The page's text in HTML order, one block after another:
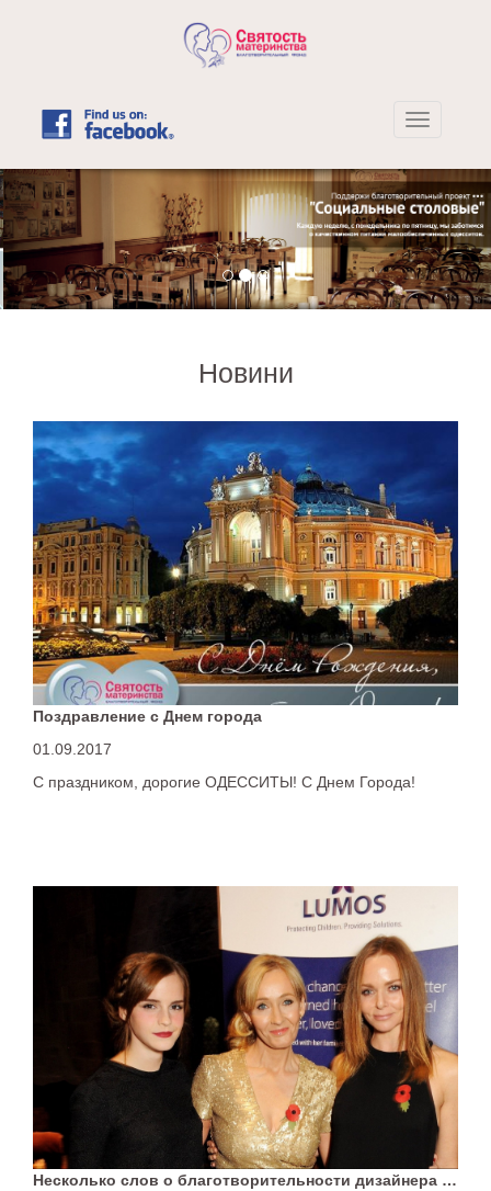
Новини
Поздравление с Днем города
01.09.2017
С праздником, дорогие ОДЕССИТЫ! С Днем Города!
Несколько слов о благотворительности дизайнера Стеллы Маккартни